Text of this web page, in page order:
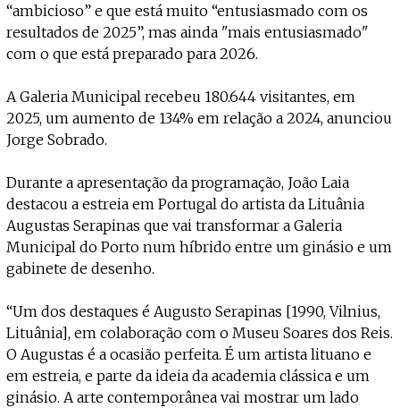
“ambicioso” e que está muito “entusiasmado com os
resultados de 2025”, mas ainda "mais entusiasmado"
com o que está preparado para 2026.
A Galeria Municipal recebeu 180.644 visitantes, em
2025, um aumento de 134% em relação a 2024, anunciou
Jorge Sobrado.
Durante a apresentação da programação, João Laia
destacou a estreia em Portugal do artista da Lituânia
Augustas Serapinas que vai transformar a Galeria
Municipal do Porto num híbrido entre um ginásio e um
gabinete de desenho.
“Um dos destaques é Augusto Serapinas [1990, Vilnius,
Lituânia], em colaboração com o Museu Soares dos Reis.
O Augustas é a ocasião perfeita. É um artista lituano e
em estreia, e parte da ideia da academia clássica e um
ginásio. A arte contemporânea vai mostrar um lado